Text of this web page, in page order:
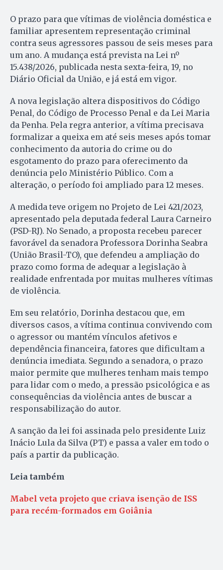
O prazo para que vítimas de violência doméstica e
familiar apresentem representação criminal
contra seus agressores passou de seis meses para
um ano. A mudança está prevista na Lei nº
15.438/2026, publicada nesta sexta-feira, 19, no
Diário Oficial da União, e já está em vigor.
A nova legislação altera dispositivos do Código
Penal, do Código de Processo Penal e da Lei Maria
da Penha. Pela regra anterior, a vítima precisava
formalizar a queixa em até seis meses após tomar
conhecimento da autoria do crime ou do
esgotamento do prazo para oferecimento da
denúncia pelo Ministério Público. Com a
alteração, o período foi ampliado para 12 meses.
A medida teve origem no Projeto de Lei 421/2023,
apresentado pela deputada federal Laura Carneiro
(PSD-RJ). No Senado, a proposta recebeu parecer
favorável da senadora Professora Dorinha Seabra
(União Brasil-TO), que defendeu a ampliação do
prazo como forma de adequar a legislação à
realidade enfrentada por muitas mulheres vítimas
de violência.
Em seu relatório, Dorinha destacou que, em
diversos casos, a vítima continua convivendo com
o agressor ou mantém vínculos afetivos e
dependência financeira, fatores que dificultam a
denúncia imediata. Segundo a senadora, o prazo
maior permite que mulheres tenham mais tempo
para lidar com o medo, a pressão psicológica e as
consequências da violência antes de buscar a
responsabilização do autor.
A sanção da lei foi assinada pelo presidente Luiz
Inácio Lula da Silva (PT) e passa a valer em todo o
país a partir da publicação.
Leia também
Mabel veta projeto que criava isenção de ISS
para recém-formados em Goiânia